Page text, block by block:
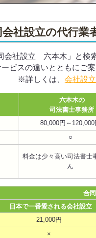
社設立の代行業
会社設立 六本木」と検
ビスの違いとともにご案
※詳しくは、 会社設
六本木の
司法書士事務所
80,000円～120,000
○
料金は少々高い司法書士
ん
合
日本で一番愛される会社設立
21,000円
×